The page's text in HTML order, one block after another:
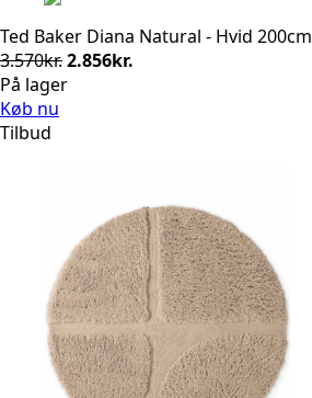
Ted Baker Diana Natural - Hvid 200cm
3.570kr.Den
oprindelige
2.856kr.
På lager
Køb nu
Tilbud